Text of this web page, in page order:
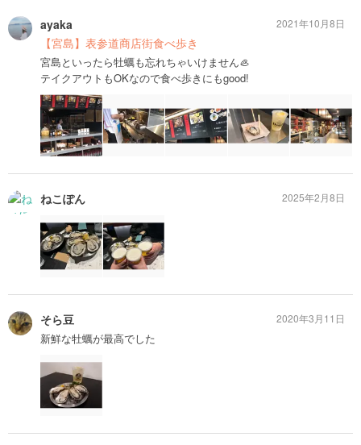
ayaka
【宮島】表参道商店街食べ歩き
宮島といったら牡蠣も忘れちゃいけません🦪
テイクアウトもOKなので食べ歩きにもgood!
2021年10月8日
ねこぽん 2025年2月8日
そら豆
新鮮な牡蠣が最高でした
2020年3月11日